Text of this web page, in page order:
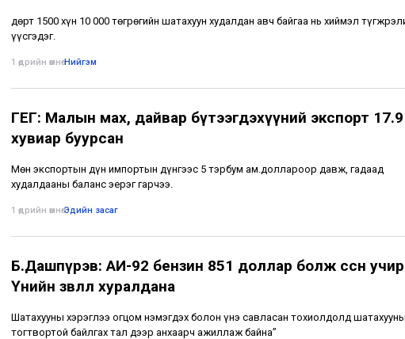
Өдөрт 1500 хүн 10 000 төгрөгийн шатахуун худалдан авч байгаа нь хиймэл
үүсгэдэг.
1 өдрийн өмнө•Нийгэм
ГЕГ: Малын мах, дайвар бүтээгдэхүүний экспорт 17.9
хувиар буурсан
Мөн экспортын дүн импортын дүнгээс 5 тэрбум ам.доллароор давж, гадаад
худалдааны баланс эерэг гарчээ.
1 өдрийн өмнө•Эдийн засаг
Б.Дашпүрэв: АИ-92 бензин 851 доллар болж өссөн учир
Үнийн зөвлөл хуралдана
Шатахууны хэрэглээ огцом нэмэгдэх болон үнэ савласан тохиолдолд
тогтвортой байлгах тал дээр анхаарч ажиллаж байна”